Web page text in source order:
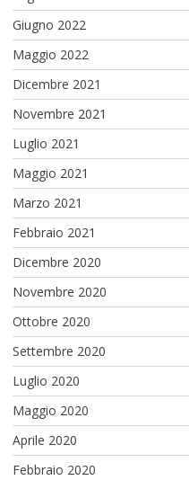
Giugno 2022
Maggio 2022
Dicembre 2021
Novembre 2021
Luglio 2021
Maggio 2021
Marzo 2021
Febbraio 2021
Dicembre 2020
Novembre 2020
Ottobre 2020
Settembre 2020
Luglio 2020
Maggio 2020
Aprile 2020
Febbraio 2020